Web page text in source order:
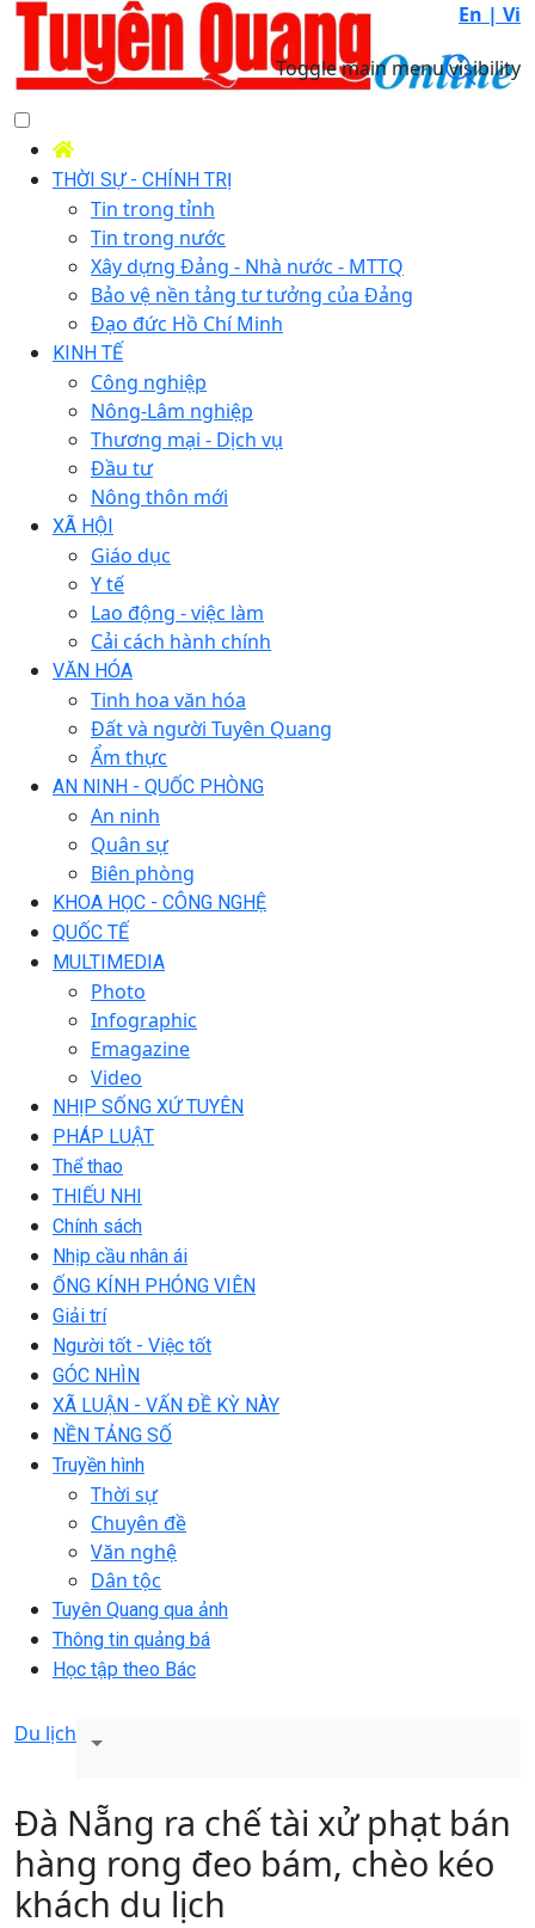
En | Vi
Toggle main menu visibility
THỜI SỰ - CHÍNH TRỊ
Tin trong tỉnh
Tin trong nước
Xây dựng Đảng - Nhà nước - MTTQ
Bảo vệ nền tảng tư tưởng của Đảng
Đạo đức Hồ Chí Minh
KINH TẾ
Công nghiệp
Nông-Lâm nghiệp
Thương mại - Dịch vụ
Đầu tư
Nông thôn mới
XÃ HỘI
Giáo dục
Y tế
Lao động - việc làm
Cải cách hành chính
VĂN HÓA
Tinh hoa văn hóa
Đất và người Tuyên Quang
Ẩm thực
AN NINH - QUỐC PHÒNG
An ninh
Quân sự
Biên phòng
KHOA HỌC - CÔNG NGHỆ
QUỐC TẾ
MULTIMEDIA
Photo
Infographic
Emagazine
Video
NHỊP SỐNG XỨ TUYÊN
PHÁP LUẬT
Thể thao
THIẾU NHI
Chính sách
Nhịp cầu nhân ái
ỐNG KÍNH PHÓNG VIÊN
Giải trí
Người tốt - Việc tốt
GÓC NHÌN
XÃ LUẬN - VẤN ĐỀ KỲ NÀY
NỀN TẢNG SỐ
Truyền hình
Thời sự
Chuyên đề
Văn nghệ
Dân tộc
Tuyên Quang qua ảnh
Thông tin quảng bá
Học tập theo Bác
Du lịch
Đà Nẵng ra chế tài xử phạt bán
hàng rong đeo bám, chèo kéo
khách du lịch